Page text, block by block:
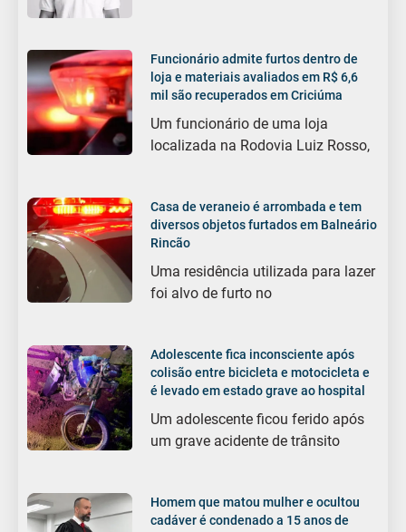
Funcionário admite furtos dentro de
loja e materiais avaliados em R$ 6,6
mil são recuperados em Criciúma
Um funcionário de uma loja
localizada na Rodovia Luiz Rosso,
Casa de veraneio é arrombada e tem
diversos objetos furtados em Balneário
Rincão
Uma residência utilizada para lazer
foi alvo de furto no
Adolescente fica inconsciente após
colisão entre bicicleta e motocicleta e
é levado em estado grave ao hospital
Um adolescente ficou ferido após
um grave acidente de trânsito
Homem que matou mulher e ocultou
cadáver é condenado a 15 anos de